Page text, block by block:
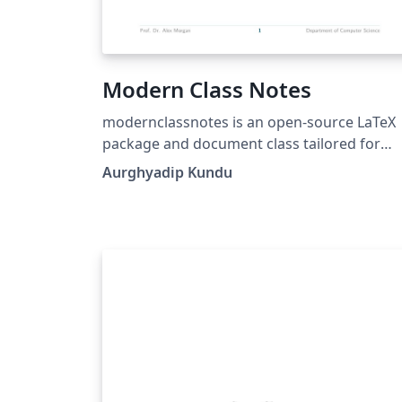
Modern Class Notes
modernclassnotes is an open-source LaTeX
package and document class tailored for
university professors, lecturers, researchers,
and students. It produces class notes, lecture
Aurghyadip Kundu